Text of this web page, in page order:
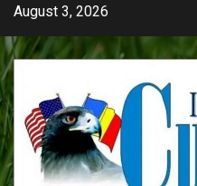
Skip
content
August 3, 2026